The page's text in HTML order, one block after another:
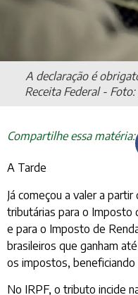
A declaração é
Receita Federal -
Compartilhe essa matéria:
A Tarde
Já começou a valer a
tributárias para o Imposto
e para o Imposto de
brasileiros que ganham
os impostos,
No IRPF, o tributo incide